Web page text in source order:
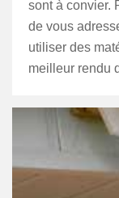
sont à convier.
de vous
utiliser des
meilleur rendu